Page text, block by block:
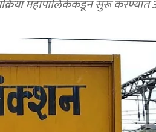
महापालिकेकडून सुरू